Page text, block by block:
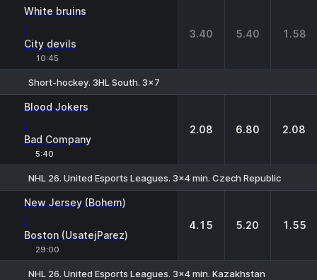
White bruins
-
City devils
10:45
3.40 5.40 1.58
Short-hockey. 3HL South. 3x7
Blood Jokers
-
Bad Company
5:40
2.08 6.80 2.08
NHL 26. United Esports Leagues. 3x4 min. Czech Republic
New Jersey (Bohem)
-
Boston (UsatejParez)
29:00
4.15 5.20 1.55
NHL 26. United Esports Leagues. 3x4 min. Kazakhstan